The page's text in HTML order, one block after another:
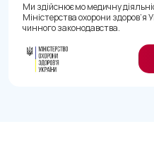
Ми здійснюємо медичну
Міністерства охорони здоров’я
чинного законодавства.